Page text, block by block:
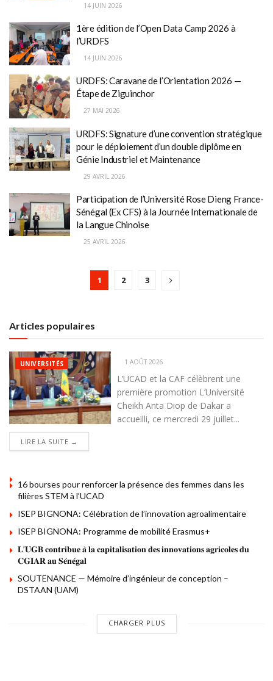
14 JUIN 2026
1ère édition de l’Open Data Camp 2026 à
l’URDFS
14 JUIN 2026
URDFS: Caravane de l’Orientation 2026 —
Étape de Ziguinchor
27 MAI 2026
URDFS: Signature d’une convention stratégique
pour le déploiement d’un double diplôme en
Génie Industriel et Maintenance
29 AVRIL 2026
Participation de l’Université Rose Dieng France-
Sénégal (Ex CFS) à la Journée Internationale de
la Langue Chinoise
25 AVRIL 2026
1 2 3
Articles populaires
UNIVERSITÉS 1 AOÛT 2026
L’UCAD et la CAF célèbrent une
première promotion L’Université
Cheikh Anta Diop de Dakar a
accueilli, ce mercredi 29 juillet...
LIRE LA SUITE →
16 bourses pour renforcer la présence des femmes dans les
filières STEM à l’UCAD
ISEP BIGNONA: Célébration de l’innovation agroalimentaire
ISEP BIGNONA: Programme de mobilité Erasmus+
𝐋’𝐔𝐆𝐁 𝐜𝐨𝐧𝐭𝐫𝐢𝐛𝐮𝐞 𝐚̀ 𝐥𝐚 𝐜𝐚𝐩𝐢𝐭𝐚𝐥𝐢𝐬𝐚𝐭𝐢𝐨𝐧 𝐝𝐞𝐬 𝐢𝐧𝐧𝐨𝐯𝐚𝐭𝐢𝐨𝐧𝐬 𝐚𝐠𝐫𝐢𝐜𝐨𝐥𝐞𝐬 𝐝𝐮
𝐂𝐆𝐈𝐀𝐑 𝐚𝐮 𝐒𝐞́𝐧𝐞́𝐠𝐚𝐥
SOUTENANCE — Mémoire d’ingénieur de conception –
DSTAAN (UAM)
CHARGER PLUS